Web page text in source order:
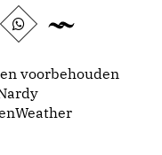
voorbehouden